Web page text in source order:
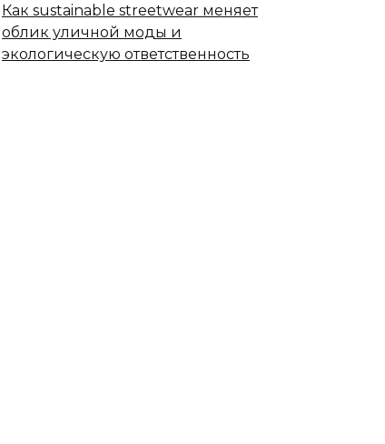
Как sustainable streetwear меняет
облик уличной моды и
экологическую ответственность